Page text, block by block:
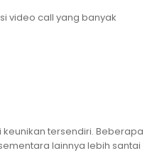
video call yang banyak
tersendiri. Beberapa
lainnya lebih santai